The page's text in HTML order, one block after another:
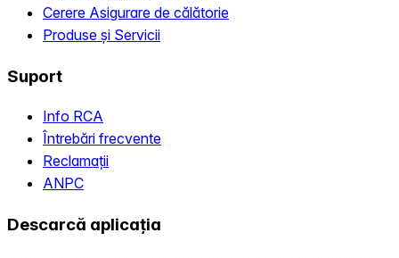
Cerere Asigurare de călătorie
Produse și Servicii
Suport
Info RCA
Întrebări frecvente
Reclamații
ANPC
Descarcă aplicația